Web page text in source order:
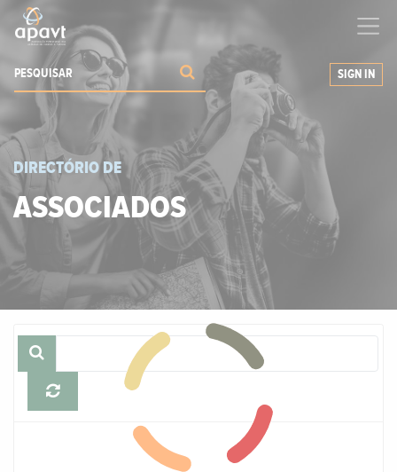
a expandir os seus negócios
SIGN IN
DIRECTÓRIO DE
ASSOCIADOS